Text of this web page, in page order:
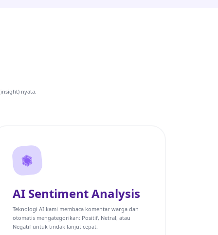
nyata.
AI Sentiment Analysis
Teknologi AI kami membaca komentar warga dan
otomatis mengategorikan: Positif, Netral, atau
Negatif untuk tindak lanjut cepat.